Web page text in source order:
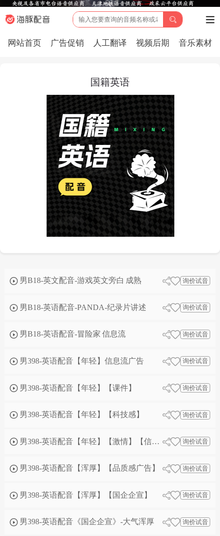
网站首页 广告促销 人工翻译 视频后期 音乐素材
国籍英语
男B18-英文配音-游戏英文旁白 成熟 询价试音
男B18-英语配音-PANDA-纪录片讲述 询价试音
男B18-英语配音-冒险家 信息流 询价试音
男398-英语配音【年轻】信息流广告 询价试音
男398-英语配音【年轻】【课件】 询价试音
男398-英语配音【年轻】【科技感】 询价试音
男398-英语配音【年轻】【激情】【信息流广告】 询价试音
男398-英语配音【浑厚】【品质感广告】 询价试音
男398-英语配音【浑厚】【国企企宣】 询价试音
男398-英语配音《国企企宣》-大气浑厚 询价试音